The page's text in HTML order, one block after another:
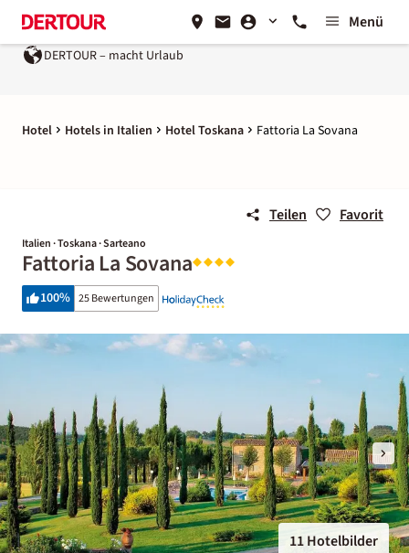
Menü
DERTOUR – macht Urlaub
Hotel Hotels in Italien Hotel Toskana Fattoria La Sovana
Teilen Favorit
Italien · Toskana · Sarteano
Fattoria La Sovana
100% 25 Bewertungen
11 Hotelbilder